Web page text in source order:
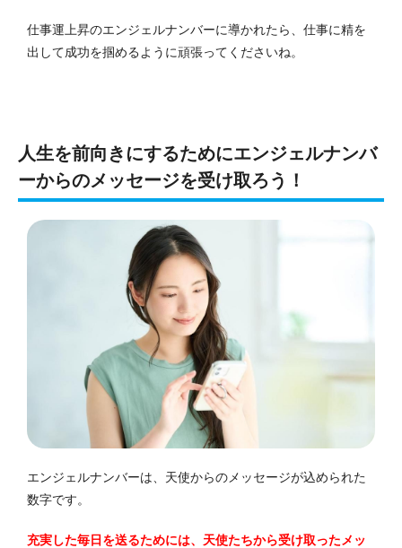
仕事運上昇のエンジェルナンバーに導かれたら、仕事に精を
出して成功を掴めるように頑張ってくださいね。
人生を前向きにするためにエンジェルナンバ
ーからのメッセージを受け取ろう！
エンジェルナンバーは、天使からのメッセージが込められた
数字です。
充実した毎日を送るためには、天使たちから受け取ったメッ